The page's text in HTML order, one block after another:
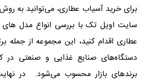
برای خرید آسیاب عطاری، می‌توانید به
سایت اویل تک با بررسی انواع مدل
عطاری اقدام کنید، این مجموعه از جمله
دستگاه‌های صنایع غذایی و صنعتی در
برندهای بازار محسوب می‌شود. در